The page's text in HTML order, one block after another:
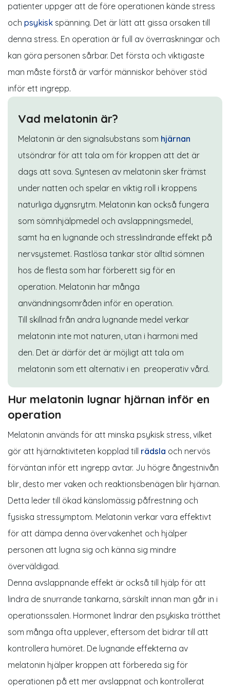
patienter uppger att de före operationen kände stress
och psykisk spänning. Det är lätt att gissa orsaken till
denna stress. En operation är full av överraskningar och
kan göra personen sårbar. Det första och viktigaste
man måste förstå är varför människor behöver stöd
inför ett ingrepp.
Vad melatonin är?
Melatonin är den signalsubstans som hjärnan
utsöndrar för att tala om för kroppen att det är
dags att sova. Syntesen av melatonin sker främst
under natten och spelar en viktig roll i kroppens
naturliga dygnsrytm. Melatonin kan också fungera
som sömnhjälpmedel och avslappningsmedel,
samt ha en lugnande och stresslindrande effekt på
nervsystemet. Rastlösa tankar stör alltid sömnen
hos de flesta som har förberett sig för en
operation. Melatonin har många
användningsområden inför en operation.
Till skillnad från andra lugnande medel verkar
melatonin inte mot naturen, utan i harmoni med
den. Det är därför det är möjligt att tala om
melatonin som ett alternativ i en preoperativ vård.
Hur melatonin lugnar hjärnan inför en
operation
Melatonin används för att minska psykisk stress, vilket
gör att hjärnaktiviteten kopplad till rädsla och nervös
förväntan inför ett ingrepp avtar. Ju högre ångestnivån
blir, desto mer vaken och reaktionsbenägen blir hjärnan.
Detta leder till ökad känslomässig påfrestning och
fysiska stressymptom. Melatonin verkar vara effektivt
för att dämpa denna övervakenhet och hjälper
personen att lugna sig och känna sig mindre
överväldigad.
Denna avslappnande effekt är också till hjälp för att
lindra de snurrande tankarna, särskilt innan man går in i
operationssalen. Hormonet lindrar den psykiska trötthet
som många ofta upplever, eftersom det bidrar till att
kontrollera humöret. De lugnande effekterna av
melatonin hjälper kroppen att förbereda sig för
operationen på ett mer avslappnat och kontrollerat